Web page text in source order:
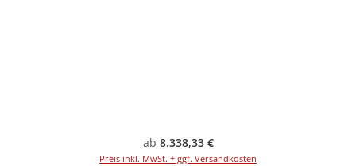
Regulärer Preis:
ab 8.338,33 €
Preis inkl. MwSt. + ggf. Versandkosten